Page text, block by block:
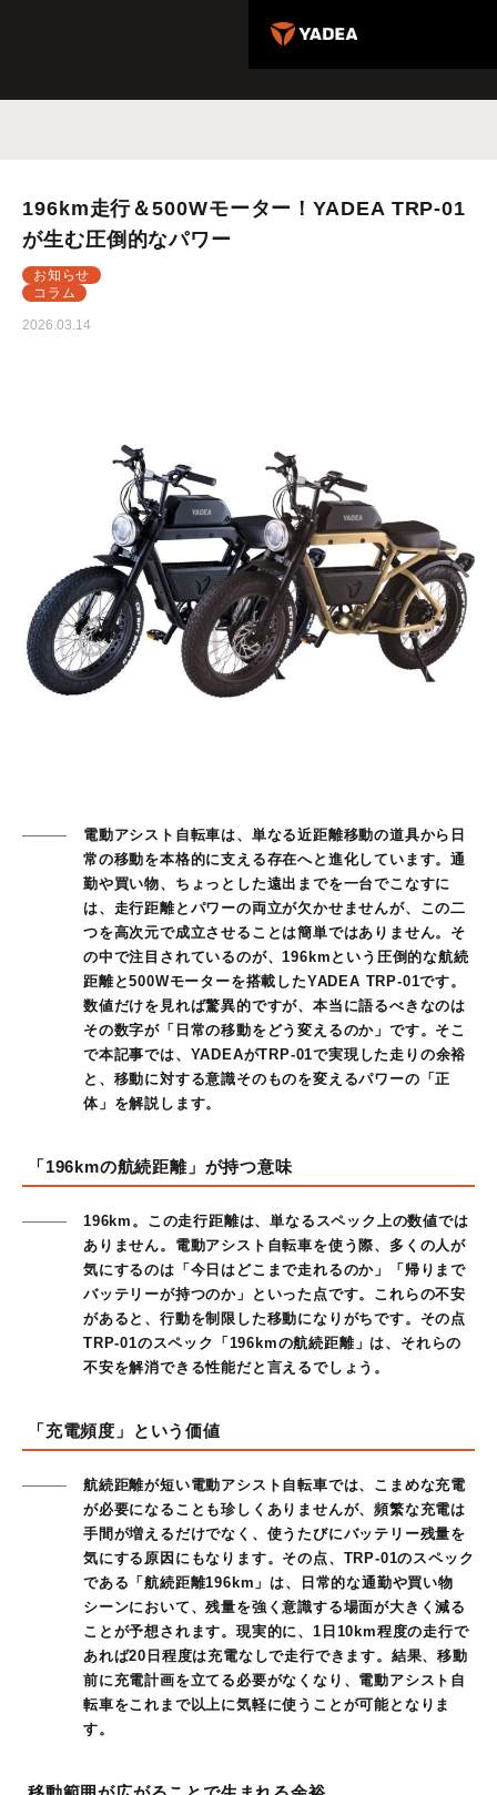
196km走行＆500Wモーター！YADEA TRP-01
が生む圧倒的なパワー
お知らせ
コラム
2026.03.14
電動アシスト自転車は、単なる近距離移動の道具から日
常の移動を本格的に支える存在へと進化しています。通
勤や買い物、ちょっとした遠出までを一台でこなすに
は、走行距離とパワーの両立が欠かせませんが、この二
つを高次元で成立させることは簡単ではありません。そ
の中で注目されているのが、196kmという圧倒的な航続
距離と500Wモーターを搭載したYADEA TRP-01です。
数値だけを見れば驚異的ですが、本当に語るべきなのは
その数字が「日常の移動をどう変えるのか」です。そこ
で本記事では、YADEAがTRP-01で実現した走りの余裕
と、移動に対する意識そのものを変えるパワーの「正
体」を解説します。
「196kmの航続距離」が持つ意味
196km。この走行距離は、単なるスペック上の数値では
ありません。電動アシスト自転車を使う際、多くの人が
気にするのは「今日はどこまで走れるのか」「帰りまで
バッテリーが持つのか」といった点です。これらの不安
があると、行動を制限した移動になりがちです。その点
TRP-01のスペック「196kmの航続距離」は、それらの
不安を解消できる性能だと言えるでしょう。
「充電頻度」という価値
航続距離が短い電動アシスト自転車では、こまめな充電
が必要になることも珍しくありませんが、頻繁な充電は
手間が増えるだけでなく、使うたびにバッテリー残量を
気にする原因にもなります。その点、TRP-01のスペック
である「航続距離196km」は、日常的な通勤や買い物
シーンにおいて、残量を強く意識する場面が大きく減る
ことが予想されます。現実的に、1日10km程度の走行で
あれば20日程度は充電なしで走行できます。結果、移動
前に充電計画を立てる必要がなくなり、電動アシスト自
転車をこれまで以上に気軽に使うことが可能となりま
す。